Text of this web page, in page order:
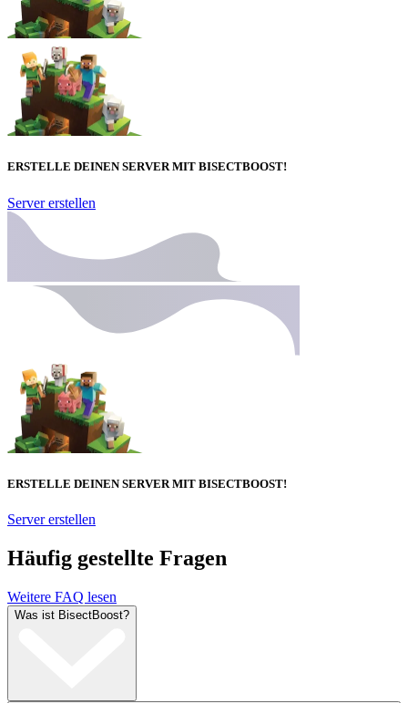
ERSTELLE DEINEN SERVER MIT BISECTBOOST!
Server erstellen
ERSTELLE DEINEN SERVER MIT BISECTBOOST!
Server erstellen
Häufig gestellte Fragen
Weitere FAQ lesen
Was ist BisectBoost?